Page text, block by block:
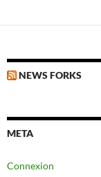
NEWS FORKS
META
Connexion